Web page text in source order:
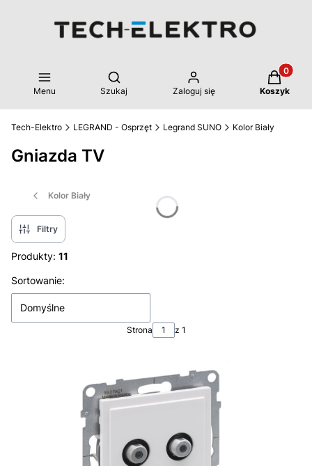
Menu
Otwórz wyszukiwarkę
Szukaj Zaloguj się Koszyk
Tech-Elektro LEGRAND - Osprzęt Legrand SUNO Kolor Biały
Gniazda TV
Kolor Biały
Filtry
Produkty: 11
Lista produktów
Sortowanie:
Domyślne
Strona z 1